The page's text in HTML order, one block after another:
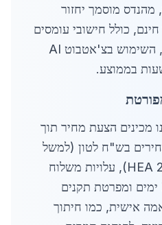
מהנדס מוסמך יחזור
כולל חישובי עומסים
ראשוניים. בשנת 2026, השימוש בצ'אטבוט AI
מכינים הצעת מחיר תוך
בש"ח לטון (למשל
6,200 ש"ח לקורה HEA 240), עלויות משלוח
ומע"מ. ההצעה תקפה 7 ימים ומפרטת תקנים
אישית, כמו חיתוך